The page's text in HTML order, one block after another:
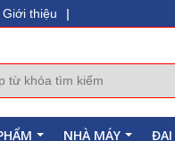
Giới thiệu |
NHÀ MÁY ĐẠI